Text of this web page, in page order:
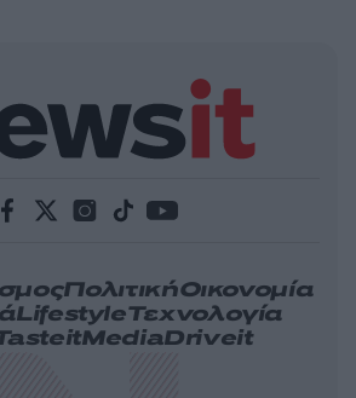
ΠολιτικήΟικονομία
LifestyleΤεχνολογία
MediaDriveit